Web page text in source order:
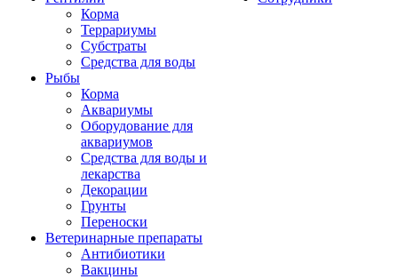
Корма
Террариумы
Субстраты
Средства для воды
Рыбы
Корма
Аквариумы
Оборудование для
аквариумов
Средства для воды и
лекарства
Декорации
Грунты
Переноски
Ветеринарные препараты
Антибиотики
Вакцины